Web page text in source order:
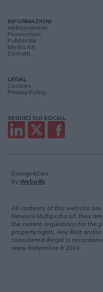
INFORMAZIONI
Abbonamenti
Promozioni
Pubblicità
Media Kit
Contatti
LEGAL
Cookies
Privacy Policy
SEGUICI SUI SOCIAL
Design&Dev
by Webpills
All contents of this website
Newsco Multipedia srl; they
the current regulations for the
property rights. Any illicit and/
considered illegal in
www.dailyonline.it 2024